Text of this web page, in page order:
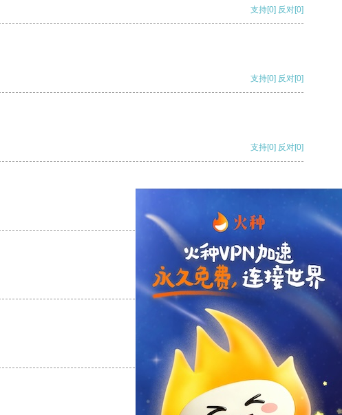
支持[0] 反对[0]
支持[0] 反对[0]
支持[0] 反对[0]
支持
支持[0] 反对[0]
支持[0] 反对[0]